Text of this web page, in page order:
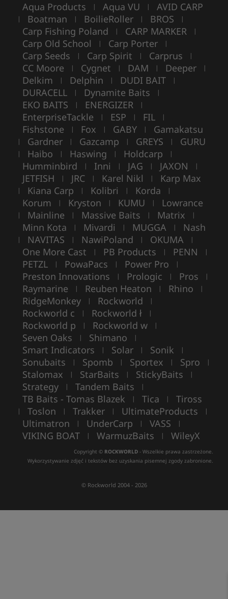
Aqua Products | Aqua VU | AVID CARP
| Boatman | BoilieRoller | BROS |
Carp Fishing Poland | CARP MARKER |
Carp Old School | Carp Porter |
Carp Seeds | Carp Spirit | Carprus |
CC Moore | Cygnet | DAM | Deeper |
Delkim | Delphin | DUDI BAIT |
DURACELL | Dynamite Baits |
EKO BAITS | ENERGIZER |
EnterpriseTackle | ESP | FIL |
Fishstone | Fox | GABY | Gamakatsu
| Gardner | Gazcamp | GREYS | GURU
| Haibo | Haswing | Holdcarp |
Humminbird | Inni | JAG | JAXON |
JETFISH | JRC | Karel Nikl | Karp Max
| Kiana Carp | Kolibri | Korda |
Korum | Kryston | KUMU | Lowrance
| Mainline | Massive Baits | Matrix |
Minn Kota | Mivardi | MUGGA | Nash
| NAVITAS | NawiPoland | OKUMA |
One More Cast | PB Products | PENN |
PETZL | PowaPacs | Power Pro |
Preston Innovations | Prologic | Pros |
Raymarine | Reuben Heaton | Rhino |
RidgeMonkey | Rockworld |
Rockworld c | Rockworld ł |
Rockworld p | Rockworld w |
Seven Oaks | Shimano |
Smart Indicators | Solar | Sonik |
Sonubaits | Spomb | Sportex | Spro |
Stalomax | StarBaits | StickyBaits |
Strategy | Tandem Baits |
TB Baits - Tomas Blazek | Tica | Tiross
| Toslon | Trakker | UltimateProducts |
Ultimatron | UnderCarp | VASS |
VIKING BOAT | WarmuzBaits | WileyX
Copyright © ROCKWORLD - Wszelkie prawa zastrzeżone.
Wykorzystywanie zdjęć i tekstów bez uzyskania pisemnej zgody zabronione.
© Rockworld 2004 - 2026